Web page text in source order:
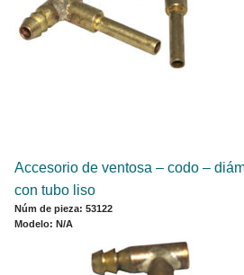
Accesorio de ventosa – codo –
con tubo liso
Núm de pieza: 53122
Modelo: N/A